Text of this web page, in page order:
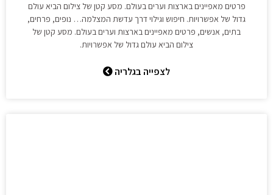
פרטים מאפיינים בארצות וערים בעולם. מסע קטן של צילום הביא עולם
גדול של אפשרויות. חיפוש וגילוי דרך עדשת המצלמה… נופים, פרחים,
בתים, אנשים, פרטים מאפיינים בארצות וערים בעולם. מסע קטן של
צילום הביא עולם גדול של אפשרויות.
לצפייה בגלריה